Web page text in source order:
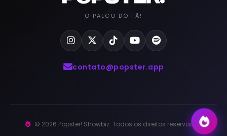
O PALCO DO FÃ!
contato@popster.app
© 2026 Popster! Showbiz. Todos os direitos reservados.